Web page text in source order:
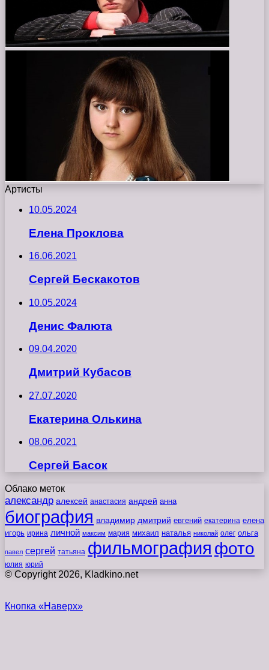
Артисты
10.05.2024
Елена Проклова
16.06.2021
Сергей Бескакотов
10.05.2024
Денис Фалюта
09.04.2020
Дмитрий Кубасов
27.07.2020
Екатерина Олькина
08.06.2021
Сергей Басок
Облако меток
александр алексей анастасия андрей анна
биография владимир дмитрий евгений екатерина елена
игорь ирина личной максим мария михаил наталья николай олег ольга
павел сергей татьяна фильмография фото
юлия юрий
© Copyright 2026, Kladkino.net
Кнопка «Наверх»